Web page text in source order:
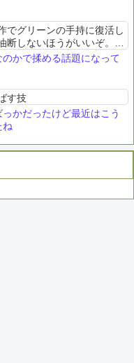
でグリーンの手持に復活し
しないほうがいいぞ。所
かで揉める話題になって
す技
かだったけど最近はこう
ね